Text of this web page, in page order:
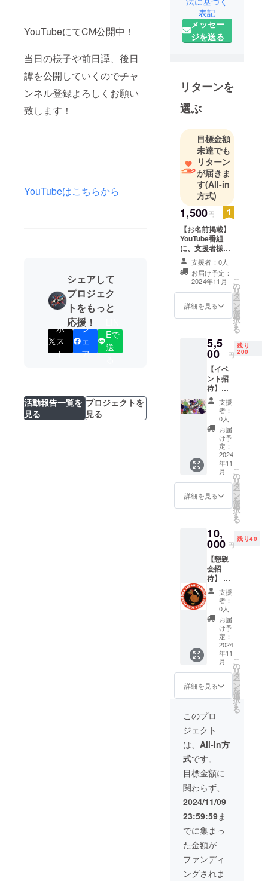
YouTubeにてCM公開中！
当日の様子や前日譚、後日
譚を公開していくのでチャ
ンネル登録よろしくお願い
致します！
YouTubeはこちらから
シェアして
プロジェク
トをもっと
応援！
ポ
ス
ト
シ
ェ
ア
Eで
送
活動報告一覧を
見る
プロジェクトを
見る
表記
メッセー
ジを送る
リターンを
選ぶ
目標金額
未達でも
リターン
が届きま
す(All-in
方式)
1,500円
【お名前掲載】
YouTube番組
に、支援者様の
お名前（ニック
ネーム）をエン
ドロールにて掲
載します。 ＊
YouTube番組が
存続する限り ・
掲載期間：2024
年11月20日〜 ・
のみ、ロゴ／バ
ナーの掲載は不
可 ・支援時、必
ず備考欄に希望
されるお名前を
ご記入くださ
い。
支援者：0人
お届け予定：
2024年11月
詳細を見る
こ
の
リ
タ
ー
ン
を
選
択
す
る
5,5
00 円
残り
200
【イベ
ント招
待】
アート
ブレイ
ク公開
収録観
戦にご
招待し
ます ・
日程：
2024年
11月10
日
13:00~
18:00時
場所：
福岡県
福岡市
博多区
住吉１
丁目４
−１７
010BUI
LDING
2F 3F
・支援
者様の
交通費
や滞在
費は各
自でご
負担く
クラウ
ドファ
ンディ
ング終
了後、
会場な
ど詳細
情報を
メール
にてご
案内し
ます。
支援
者：
0人
お届
け予
定：
2024
年11
月
詳細を見る
こ
の
リ
タ
ー
ン
を
選
択
す
る
10,
000 円
残り40
【懇親
会招
待】 上
記イベ
ント観
戦チ
ケット
に付随
してイ
ベント
終了後
のアー
ティス
トを交
えた懇
親会に
ご招待
します
・日
程：
2024年
11月10
日
18:30~
20:30予
定 ・場
所：福
岡県福
岡市中
央区春
吉３丁
目２４
−２３
・支援
支援
者：
0人
お届
け予
定：
2024
年11
月
詳細を見る
こ
の
リ
タ
ー
ン
を
選
択
す
る
このプロ
ジェクト
は、 All-In方
式です。
目標金額に
関わらず、
2024/11/09
23:59:59ま
でに集まっ
た金額が
ファンディ
ングされま